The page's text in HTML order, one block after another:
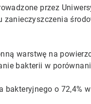
przez
zanieczyszczenia
warstwę na
bakterii w
bakteryjnego o 72,4%